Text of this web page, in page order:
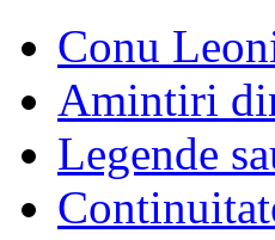
Conu
Amintiri
Legende